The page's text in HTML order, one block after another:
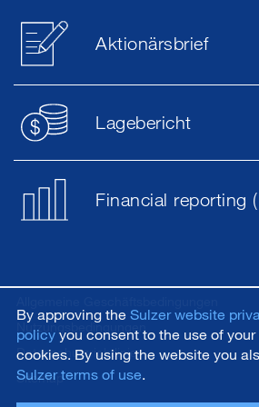
Aktionärsbrief
Lagebericht
Financial reporting
Nutzungsbedingungen
Datenschutzrichtlinie
Sitemap
By approving the Sulzer website
policy you consent to the use of
cookies. By using the website you
Sulzer terms of use.